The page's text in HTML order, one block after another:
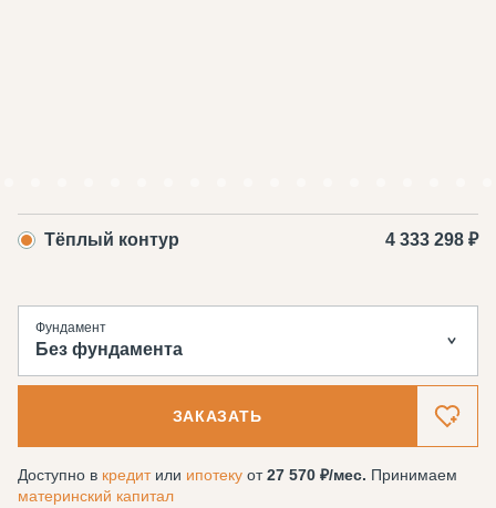
Тёплый контур 4 333 298 ₽
Фундамент
Без фундамента
ЗАКАЗАТЬ
Доступно в кредитили ипотеку от27 570 /мес. Принимаем
материнский капитал